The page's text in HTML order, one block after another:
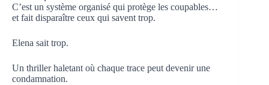
C’est un système organisé qui protège les coupables…
et fait disparaître ceux qui savent trop.
Elena sait trop.
Un thriller haletant où chaque trace peut devenir une
condamnation.